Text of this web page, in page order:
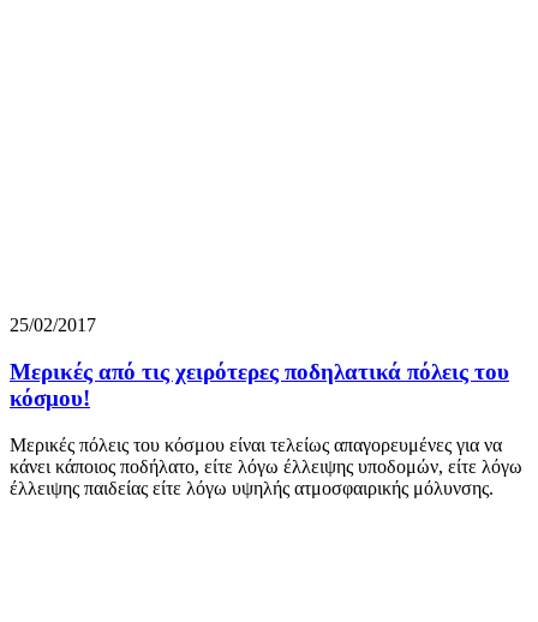
25/02/2017
Μερικές από τις χειρότερες ποδηλατικά πόλεις του
κόσμου!
Μερικές πόλεις του κόσμου είναι τελείως απαγορευμένες για να
κάνει κάποιος ποδήλατο, είτε λόγω έλλειψης υποδομών, είτε λόγω
έλλειψης παιδείας είτε λόγω υψηλής ατμοσφαιρικής μόλυνσης.